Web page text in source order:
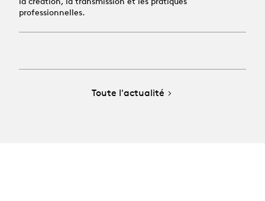
professionnelles.
Toute l'actualité